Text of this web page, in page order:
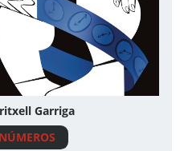
Garriga